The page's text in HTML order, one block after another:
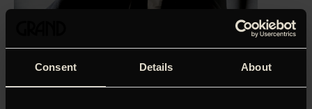
Consent Details About